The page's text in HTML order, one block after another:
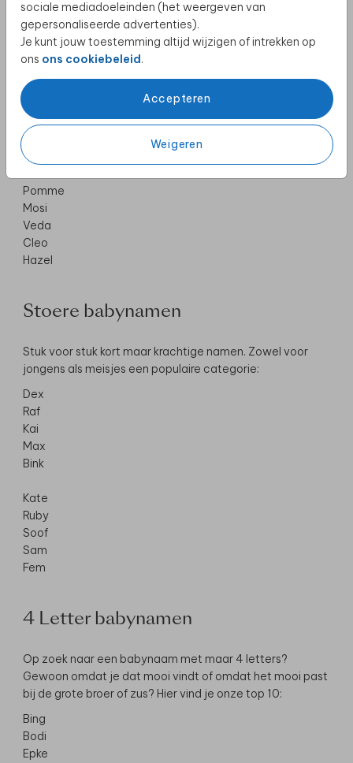
sociale mediadoeleinden (het weergeven van
gepersonaliseerde advertenties).
Je kunt jouw toestemming altijd wijzigen of intrekken op
ons ons cookiebeleid.
Accepteren
Weigeren
Vinden jullie het belangrijk dat er in de klas van jullie baby
niet iemand zit met een zelfde naam? Kies dan voor een
unieke babynaam:
Yuki
Nino
Tuur
Yael
Pomme
Mosi
Veda
Cleo
Hazel
Stoere babynamen
Stuk voor stuk kort maar krachtige namen. Zowel voor
jongens als meisjes een populaire categorie:
Dex
Raf
Kai
Max
Bink
Kate
Ruby
Soof
Sam
Fem
4 Letter babynamen
Op zoek naar een babynaam met maar 4 letters?
Gewoon omdat je dat mooi vindt of omdat het mooi past
bij de grote broer of zus? Hier vind je onze top 10:
Bing
Bodi
Epke